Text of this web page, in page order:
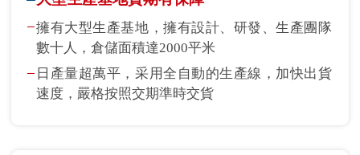
擁有大型生產基地，擁有設計、研發、生產團隊
數十人，倉儲面積達2000平米
日產量超萬平，采用全自動的生產線，加快出貨
速度，嚴格按照交期準時交貨